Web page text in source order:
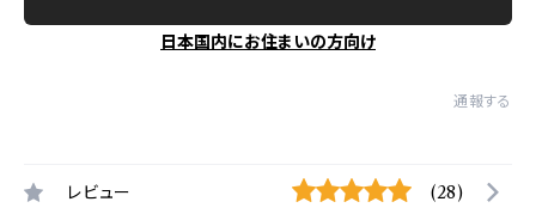
日本国内にお住まいの方向け
通報する
レビュー (28)